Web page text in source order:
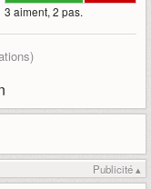
3 aiment, 2 pas.
Publicité ▴